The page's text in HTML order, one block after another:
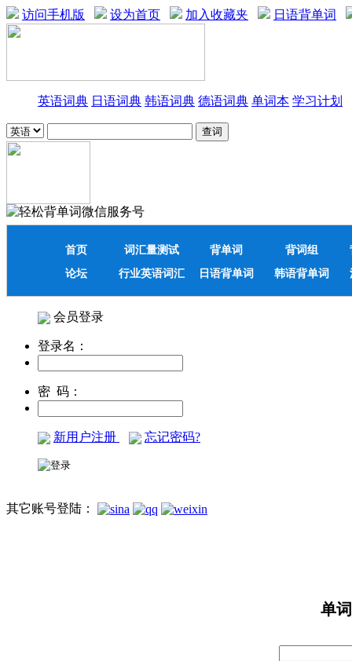
访问手机版 设为首页 加入收藏夹 日语背单词
英语词典 日语词典 韩语词典 德语词典 单词本 学习计划
首页 词汇量测试 背单词 背词组
论坛
行业英语词汇 日语背单词 韩语背单词
会员登录
登录名：
密 码：
新用户注册 忘记密码?
其它账号登陆：
单